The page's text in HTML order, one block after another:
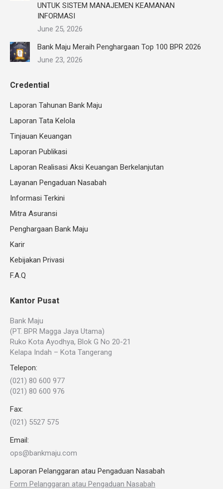
UNTUK SISTEM MANAJEMEN KEAMANAN
INFORMASI
June 25, 2026
Bank Maju Meraih Penghargaan Top 100 BPR 2026
June 23, 2026
Credential
Laporan Tahunan Bank Maju
Laporan Tata Kelola
Tinjauan Keuangan
Laporan Publikasi
Laporan Realisasi Aksi Keuangan Berkelanjutan
Layanan Pengaduan Nasabah
Informasi Terkini
Mitra Asuransi
Penghargaan Bank Maju
Karir
Kebijakan Privasi
F.A.Q
Kantor Pusat
Bank Maju
(PT. BPR Magga Jaya Utama)
Ruko Kota Ayodhya, Blok G No 20-21
Kelapa Indah – Kota Tangerang
Telepon:
(021) 80 600 977
(021) 80 600 976
Fax:
(021) 5527 575
Email:
ops@bankmaju.com
Laporan Pelanggaran atau Pengaduan Nasabah
Form Pelanggaran atau Pengaduan Nasabah